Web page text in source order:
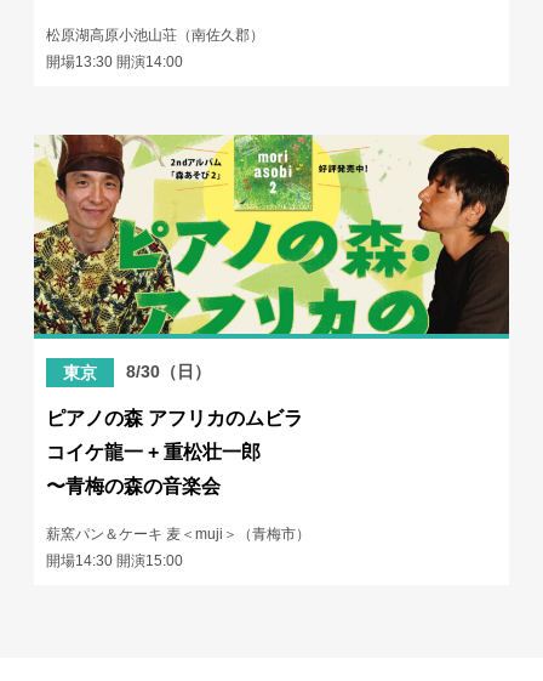
松原湖高原小池山荘（南佐久郡）
開場13:30 開演14:00
東京 8/30（日）
ピアノの森 アフリカのムビラ
コイケ龍一 + 重松壮一郎
〜青梅の森の音楽会
薪窯パン＆ケーキ 麦＜muji＞（青梅市）
開場14:30 開演15:00